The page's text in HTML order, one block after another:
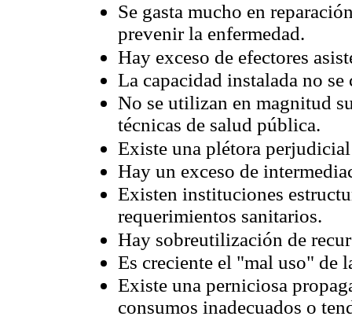
Se gasta mucho en
prevenir la enfermedad.
Hay exceso de efectores
La capacidad instalada no
No se utilizan en magnitud
técnicas de salud pública.
Existe una plétora
Hay un exceso de
Existen instituciones
requerimientos sanitarios.
Hay sobreutilización de
Es creciente el "mal uso" de
Existe una perniciosa
consumos inadecuados o